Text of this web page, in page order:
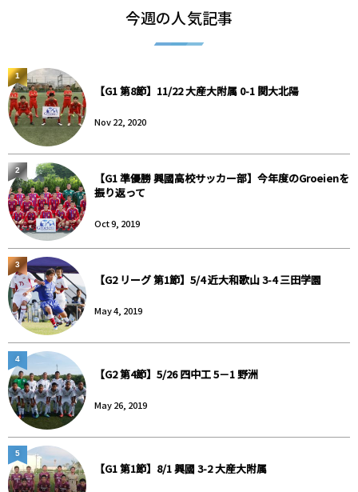
今週の人気記事
【G1 第8節】11/22 大産大附属 0-1 関大北陽
Nov 22, 2020
1
【G1 準優勝 興國高校サッカー部】今年度のGroeienを
振り返って
Oct 9, 2019
2
【G2 リーグ 第1節】5/4 近大和歌山 3-4 三田学園
May 4, 2019
3
【G2 第4節】5/26 四中工 5－1 野洲
May 26, 2019
4
【G1 第1節】8/1 興國 3-2 大産大附属
5